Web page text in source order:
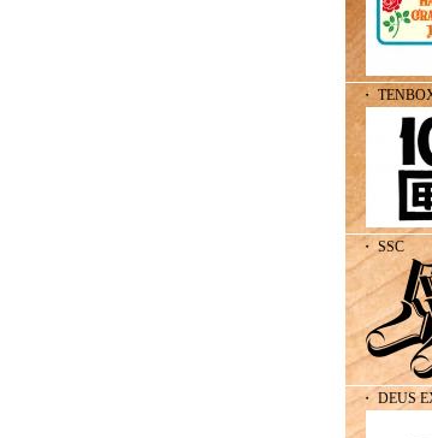
・
・ SSC
・ DEUS